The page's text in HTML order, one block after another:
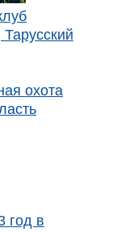
охота
год в